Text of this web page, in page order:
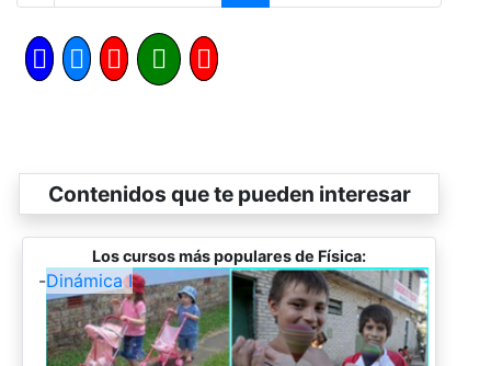
Contenidos que te pueden interesar
Los cursos más populares de Física:
-Dinámica I